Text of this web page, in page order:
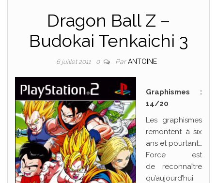
Dragon Ball Z –
Budokai Tenkaichi 3
6 juillet 2011 0 ParANTOINE
Graphismes :
14/20
Les graphismes
remontent à six
ans et pourtant…
Force est
de reconnaître
qu’aujourd’hui